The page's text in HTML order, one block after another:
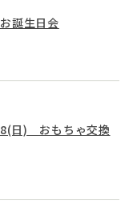
誕生日会
日) おもちゃ交換